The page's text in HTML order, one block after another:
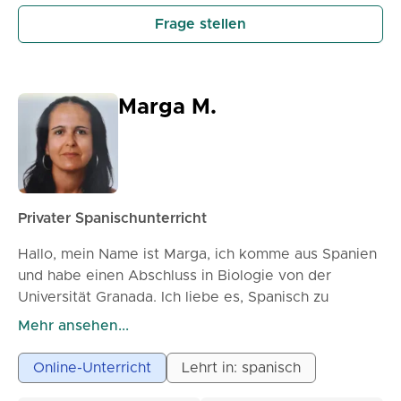
nur Theorie zu lernen
Hörverständnis verbessern und das 'nützliche'
Englisch/Spanisch beherrschen, das Sie für Reisen,
lohnende Erfahrung zu verwandeln, bei der Sie in
jeder Sitzung greifbare Fortschritte sehen können.
Frage stellen
Marga M.
Privater Spanischunterricht
Hallo, mein Name ist Marga, ich komme aus Spanien
und habe einen Abschluss in Biologie von der
Universität Granada. Ich liebe es, Spanisch zu
unterrichten und den Fortschritt meiner Schüler Tag
nah und an dein Tempo angepasst, immer in einer
entspannten und motivierenden Atmosphäre. Ich
Mehr ansehen...
Online-Unterricht Lehrt in: spanisch